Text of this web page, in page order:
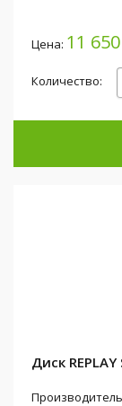
Цена: 11
Количество:
Диск